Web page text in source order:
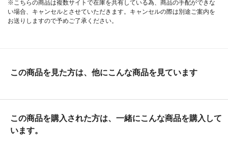
※こちらの商品は複数サイトで在庫を共有している為、商品の手配ができな
い場合、キャンセルとさせていただきます。キャンセルの際は別途ご案内を
お送りしますので予めご了承ください。
この商品を見た方は、他にこんな商品を見ています
この商品を購入された方は、一緒にこんな商品を購入して
います。